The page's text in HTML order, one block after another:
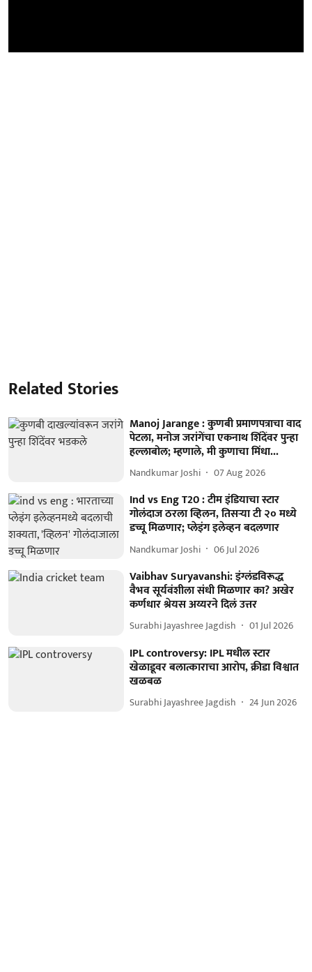
Related Stories
Manoj Jarange : कुणबी प्रमाणपत्राचा वाद
पेटला, मनोज जरांगेंचा एकनाथ शिंदेंवर पुन्हा
हल्लाबोल; म्हणाले, मी कुणाचा मिंधा...
Nandkumar Joshi 07 Aug 2026
Ind vs Eng T20 : टीम इंडियाचा स्टार
गोलंदाज ठरला व्हिलन, तिसऱ्या टी २० मध्ये
डच्चू मिळणार; प्लेइंग इलेव्हन बदलणार
Nandkumar Joshi 06 Jul 2026
Vaibhav Suryavanshi: इंग्लंडविरूद्ध
वैभव सूर्यवंशीला संधी मिळणार का? अखेर
कर्णधार श्रेयस अय्यरने दिलं उत्तर
Surabhi Jayashree Jagdish 01 Jul 2026
IPL controversy: IPL मधील स्टार
खेळाडूवर बलात्काराचा आरोप, क्रीडा विश्वात
खळबळ
Surabhi Jayashree Jagdish 24 Jun 2026